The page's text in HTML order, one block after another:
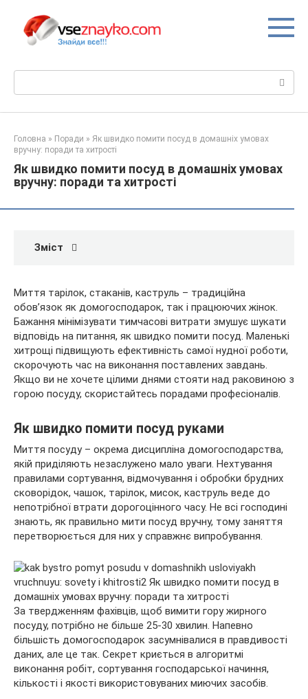
вмісту
Головна » Поради » Як швидко помити посуд в домашніх умовах
вручну: поради та хитрості
Як швидко помити посуд в домашніх умовах
вручну: поради та хитрості
Зміст
Миття тарілок, стаканів, каструль – традиційна
обов’язок як домогосподарок, так і працюючих жінок.
Бажання мінімізувати тимчасові витрати змушує шукати
відповідь на питання, як швидко помити посуд. Маленькі
хитрощі підвищують ефективність самої нудної роботи,
скорочують час на виконання поставлених завдань.
Якщо ви не хочете цілими днями стояти над раковиною з
горою посуду, скористайтесь порадами професіоналів.
Як швидко помити посуд руками
Миття посуду – окрема дисципліна домогосподарства,
якій приділяють незаслужено мало уваги. Нехтування
правилами сортування, відмочування і обробки брудних
сковорідок, чашок, тарілок, мисок, каструль веде до
непотрібної втрати дорогоцінного часу. Не всі господині
знають, як правильно мити посуд вручну, тому заняття
перетворюється для них у справжнє випробування.
За твердженням фахівців, щоб вимити гору жирного
посуду, потрібно не більше 25-30 хвилин. Напевно
більшість домогосподарок засумнівалися в правдивості
даних, але це так. Секрет криється в алгоритмі
виконання робіт, сортування господарської начиння,
кількості і якості використовуваних миючих засобів.